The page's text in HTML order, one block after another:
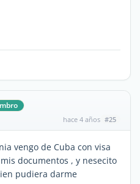
hace 4 años #25
vengo de Cuba con visa
documentos , y nesecito
pudiera darme